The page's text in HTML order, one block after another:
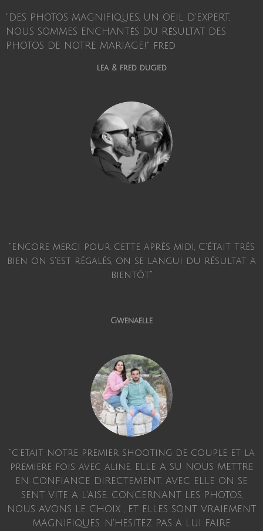
"DES PHOTOS MAGNIFIQUES, UN OEIL D'EXPERT,
NOUS SOMMES ENCHANTéS DU RéSULTAT DES
PHOTOS DE NOTRE MARIAGE!" fred
lea & fred dugied
"Encore merci pour cette après midi, C'était très
bien on s'est régalés, on se langui du résultat a
bientôt"
Gwenaelle
"c'etait notre premier shooting de couple et la
premiere fois avec aline. ELLE A SU NOUS METTRE
EN CONFIANCE DIRECTEMENT. AVEC ELLE ON SE
SENT VITE A L'AISE. CONCERNANT LES PHOTOS,
NOUS AVONS LE CHOIX , ET ELLES SONT VRAIEMENT
MAGNIFIQUES. N'HESITEZ PAS A LUI FAIRE